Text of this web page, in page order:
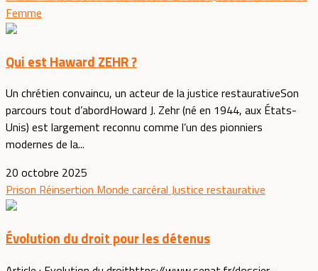
Femme
Qui est Haward ZEHR ?
Un chrétien convaincu, un acteur de la justice restaurativeSon
parcours tout d’abordHoward J. Zehr (né en 1944, aux États-
Unis) est largement reconnu comme l’un des pionniers
modernes de la...
20 octobre 2025
Prison Réinsertion Monde carcéral Justice restaurative
Évolution du droit pour les détenus